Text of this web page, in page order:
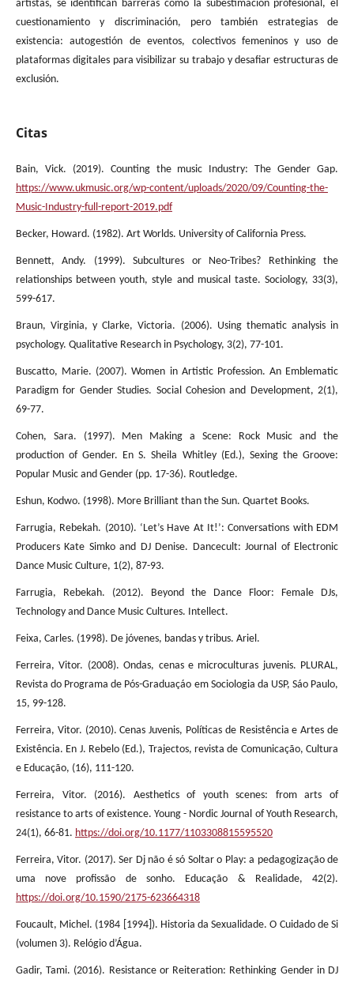
artistas, se identifican barreras como la subestimación profesional, el
cuestionamiento y discriminación, pero también estrategias de
existencia: autogestión de eventos, colectivos femeninos y uso de
plataformas digitales para visibilizar su trabajo y desafiar estructuras de
exclusión.
Citas
Bain, Vick. (2019). Counting the music Industry: The Gender Gap.
https://www.ukmusic.org/wp-content/uploads/2020/09/Counting-the-
Music-Industry-full-report-2019.pdf
Becker, Howard. (1982). Art Worlds. University of California Press.
Bennett, Andy. (1999). Subcultures or Neo-Tribes? Rethinking the
relationships between youth, style and musical taste. Sociology, 33(3),
599-617.
Braun, Virginia, y Clarke, Victoria. (2006). Using thematic analysis in
psychology. Qualitative Research in Psychology, 3(2), 77-101.
Buscatto, Marie. (2007). Women in Artistic Profession. An Emblematic
Paradigm for Gender Studies. Social Cohesion and Development, 2(1),
69-77.
Cohen, Sara. (1997). Men Making a Scene: Rock Music and the
production of Gender. En S. Sheila Whitley (Ed.), Sexing the Groove:
Popular Music and Gender (pp. 17-36). Routledge.
Eshun, Kodwo. (1998). More Brilliant than the Sun. Quartet Books.
Farrugia, Rebekah. (2010). ‘Let’s Have At It!’: Conversations with EDM
Producers Kate Simko and DJ Denise. Dancecult: Journal of Electronic
Dance Music Culture, 1(2), 87-93.
Farrugia, Rebekah. (2012). Beyond the Dance Floor: Female DJs,
Technology and Dance Music Cultures. Intellect.
Feixa, Carles. (1998). De jóvenes, bandas y tribus. Ariel.
Ferreira, Vitor. (2008). Ondas, cenas e microculturas juvenis. PLURAL,
Revista do Programa de Pós-Graduaçáo em Sociologia da USP, Sáo Paulo,
15, 99-128.
Ferreira, Vitor. (2010). Cenas Juvenis, Políticas de Resistência e Artes de
Existência. En J. Rebelo (Ed.), Trajectos, revista de Comunicação, Cultura
e Educação, (16), 111-120.
Ferreira, Vitor. (2016). Aesthetics of youth scenes: from arts of
resistance to arts of existence. Young - Nordic Journal of Youth Research,
24(1), 66-81. https://doi.org/10.1177/1103308815595520
Ferreira, Vitor. (2017). Ser Dj não é só Soltar o Play: a pedagogização de
uma nove profissão de sonho. Educação & Realidade, 42(2).
https://doi.org/10.1590/2175-623664318
Foucault, Michel. (1984 [1994]). Historia da Sexualidade. O Cuidado de Si
(volumen 3). Relógio d’Água.
Gadir, Tami. (2016). Resistance or Reiteration: Rethinking Gender in DJ